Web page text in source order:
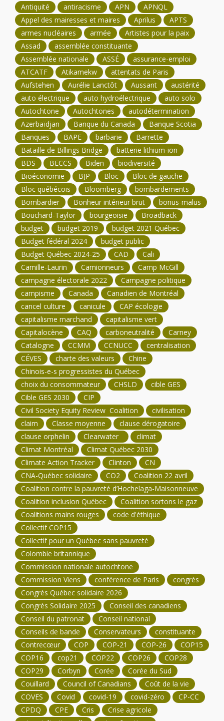
Antiquité antiracisme APN
APNQL
Appel des mairesses et maires
Aprilus
APTS
armes nucléaires
armée
Artistes pour la paix
Assad
assemblée constituante
Assemblée nationale
ASSÉ
assurance-emploi
ATCATF
Atikamekw
attentats de Paris
Aufstehen
Aurélie Lanctôt Aussant
austérité
auto électrique
auto hydroélectrique
auto solo
Autochtone
Autochtones
autodétermination
Azerbaïdjan
Banque du Canada
Banque Scotia
Banques
BAPE barbarie
Barrette
Bataille de Billings Bridge
batterie lithium-ion
BDS
BECCS Biden
biodiversité
Bioéconomie
BJP Bloc
Bloc de gauche
Bloc québécois
Bloomberg
bombardements
Bombardier
Bonheur intérieur brut
bonus-malus
Bouchard-Taylor
bourgeoisie
Broadback
budget
budget 2019
budget 2021 Québec
Budget fédéral 2024
budget public
Budget Québec 2024-25
CAD
Cali
Camille-Laurin
Camionneurs
Camp McGill
campagne électorale 2022
Campagne politique
campisme
Canada
Canadien de Montréal
cancel culture
canicule
CAP écologie
capitalisme marchand
capitalisme vert
Capitalocène
CAQ carboneutralité
Carney
Catalogne
CCMM CCNUCC
centralisation
CÉVES
charte des valeurs
Chine
Chinois-e-s progressistes du Québec
choix du consommateur
CHSLD
cible GES
Cible GES 2030
CIP
Civil Society Equity Review Coalition
civilisation
claim
Classe moyenne
clause dérogatoire
clause orphelin
Clearwater
climat
Climat Montréal
Climat Québec 2030
Climate Action Tracker
Clinton
CN
CNA-Québec solidaire
CO2
Coalition 22 avril
Coalition contre la pauvreté d’Hochelaga-Maisonneuve
Coalition inclusion Québec
Coalition sortons le gaz
Coalitions mains rouges
code d'éthique
Collectif COP15
Collectif pour un Québec sans pauvreté
Colombie britannique
Commission nationale autochtone
Commission Viens
conférence de Paris
congrès
Congrès Québec solidaire 2026
Congrès Solidaire 2025
Conseil des canadiens
Conseil du patronat
Conseil national
Conseils de bande
Conservateurs
constituante
Contrecœur
COP COP-21 COP-26
COP15
COP16
cop21 COP22 COP26
COP28
COP29
Corbyn Corée
Corée du Sud
Couillard
Council of Canadians
Coût de la vie
COVES
Covid covid-19 covid-zéro
CP-CC
CPDQ
CPE Cris
Crise agricole